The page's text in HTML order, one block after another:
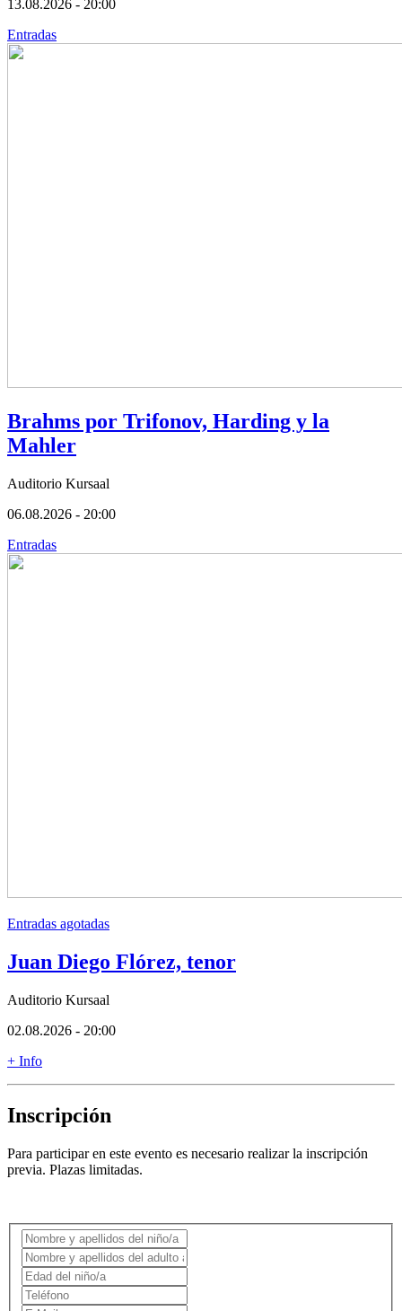
13.08.2026 - 20:00
Entradas
Brahms por Trifonov, Harding y la
Mahler
Auditorio Kursaal
06.08.2026 - 20:00
Entradas
Entradas agotadas
Juan Diego Flórez, tenor
Auditorio Kursaal
02.08.2026 - 20:00
+ Info
Inscripción
Para participar en este evento es necesario realizar la inscripción
previa. Plazas limitadas.